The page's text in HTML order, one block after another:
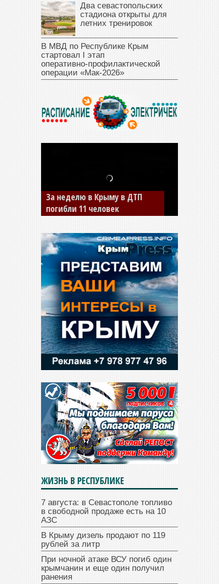
Два севастопольских
стадиона открыты для
летних тренировок
В МВД по Республике Крым
стартовал I этап
оперативно‑профилактической
операции «Мак‑2026»
В Джанкое водитель ВАЗа
сбил двух детей на «зебре»
ЖИЗНЬ В РЕСПУБЛИКЕ
7 августа: в Севастополе топливо
в свободной продаже есть на 10
АЗС
В Крыму дизель продают по 119
рублей за литр
При ночной атаке ВСУ погиб один
крымчанин и еще один получил
ранения